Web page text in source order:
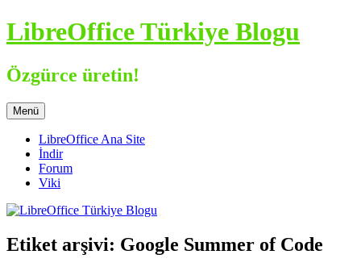
İçeriğe
atla
LibreOffice Türkiye Blogu
Özgürce üretin!
Menü
LibreOffice Ana Site
İndir
Forum
Viki
Etiket arşivi: Google Summer of Code